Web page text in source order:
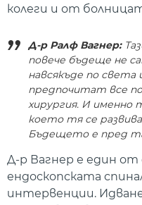
колеги и от
Д-р Ралф Вагнер:
повече бъдеще не
навсякъде по
предпочитат все
хирургия. И именно
което тя се
Бъдещето е пред
Д-р Вагнер е един
ендоскопската
интервенции.